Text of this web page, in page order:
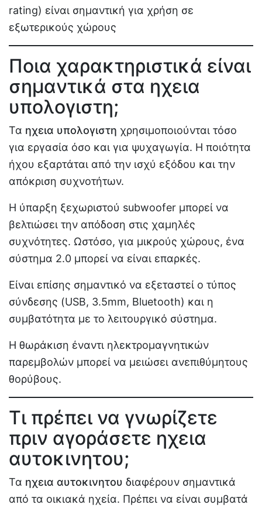
rating) είναι σημαντική για χρήση σε
εξωτερικούς χώρους
Ποια χαρακτηριστικά είναι
σημαντικά στα ηχεια
υπολογιστη;
Τα ηχεια υπολογιστη χρησιμοποιούνται τόσο
για εργασία όσο και για ψυχαγωγία. Η ποιότητα
ήχου εξαρτάται από την ισχύ εξόδου και την
απόκριση συχνοτήτων.
Η ύπαρξη ξεχωριστού subwoofer μπορεί να
βελτιώσει την απόδοση στις χαμηλές
συχνότητες. Ωστόσο, για μικρούς χώρους, ένα
σύστημα 2.0 μπορεί να είναι επαρκές.
Είναι επίσης σημαντικό να εξεταστεί ο τύπος
σύνδεσης (USB, 3.5mm, Bluetooth) και η
συμβατότητα με το λειτουργικό σύστημα.
Η θωράκιση έναντι ηλεκτρομαγνητικών
παρεμβολών μπορεί να μειώσει ανεπιθύμητους
θορύβους.
Τι πρέπει να γνωρίζετε
πριν αγοράσετε ηχεια
αυτοκινητου;
Τα ηχεια αυτοκινητου διαφέρουν σημαντικά
από τα οικιακά ηχεία. Πρέπει να είναι συμβατά